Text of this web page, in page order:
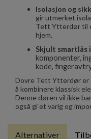
Isolasjon og
gir utmerket
Tett Ytterdør til
hjem.
Skjult
komponenter,
kode,
Dovre Tett Ytterdør er
å kombinere klassisk
Denne døren vil ikke
også gi et varig og
Alternativer